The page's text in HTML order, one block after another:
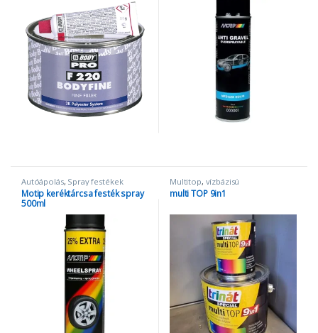
Autóápolás, Spray festékek
Motip keréktárcsa festék spray
500ml
Multitop, vízbázisú
zománcfestékek
Zománcfestékek
multi TOP 9in1